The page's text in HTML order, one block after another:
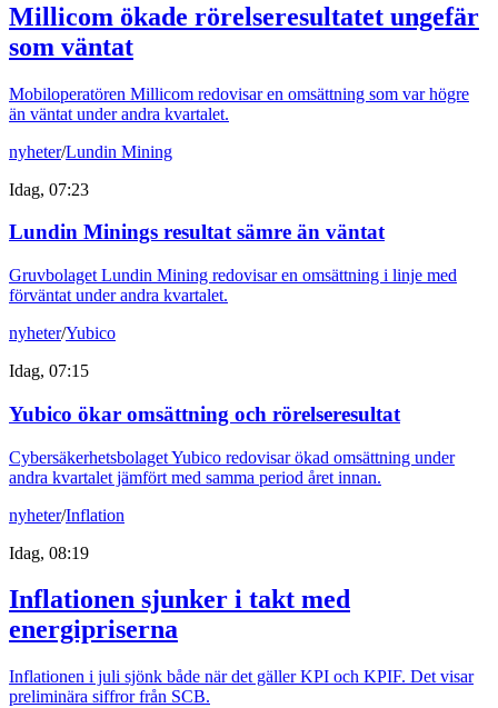
Millicom ökade rörelseresultatet ungefär
som väntat
Mobiloperatören Millicom redovisar en omsättning som var högre
än väntat under andra kvartalet.
nyheter/Lundin Mining
Idag, 07:23
Lundin Minings resultat sämre än väntat
Gruvbolaget Lundin Mining redovisar en omsättning i linje med
förväntat under andra kvartalet.
nyheter/Yubico
Idag, 07:15
Yubico ökar omsättning och rörelseresultat
Cybersäkerhetsbolaget Yubico redovisar ökad omsättning under
andra kvartalet jämfört med samma period året innan.
nyheter/Inflation
Idag, 08:19
Inflationen sjunker i takt med
energipriserna
Inflationen i juli sjönk både när det gäller KPI och KPIF. Det visar
preliminära siffror från SCB.